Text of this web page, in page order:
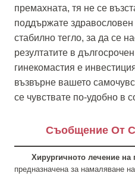
премахната, тя не се
поддържате
стабилно тегло, за да се
резултатите в
гинекомастия е
възвърне вашето
се чувствате по-удобно в
Съобщение От
Хирургичното лечение на
предназначена за намаляване